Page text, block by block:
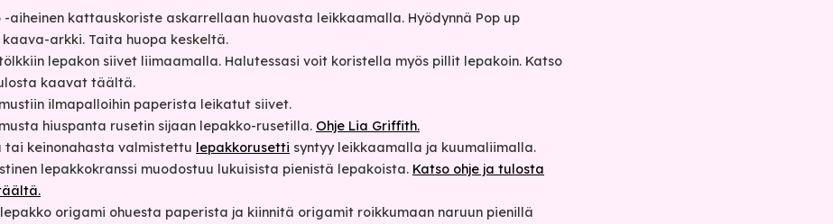
-aiheinen kattauskoriste askarrellaan huovasta leikkaamalla. Hyödynnä Pop up
kaava-arkki. Taita huopa keskeltä.
lepakon siivet liimaamalla. Halutessasi voit koristella myös pillit lepakoin. Katso
kaavat täältä.
ilmapalloihin paperista leikatut siivet.
hiuspanta rusetin sijaan lepakko-rusetilla. Ohje Lia Griffith.
tai keinonahasta valmistettu lepakkorusetti syntyy leikkaamalla ja kuumaliimalla.
lepakkokranssi muodostuu lukuisista pienistä lepakoista. Katso ohje ja tulosta
origami ohuesta paperista ja kiinnitä origamit roikkumaan naruun pienillä